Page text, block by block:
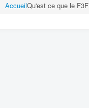
AccueilQu'est ce que le F3F